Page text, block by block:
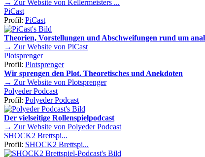
→ Zur Website von Kellermeisters ...
PiCast
Profil: PiCast
Theorien, Vorstellungen und Abschweifungen rund um
→ Zur Website von PiCast
Plotsprenger
Profil: Plotsprenger
Wir sprengen den Plot. Theoretisches und Anekdoten
→ Zur Website von Plotsprenger
Polyeder Podcast
Profil: Polyeder Podcast
Der vielseitige Rollenspielpodcast
→ Zur Website von Polyeder Podcast
SHOCK2 Brettspi...
Profil: SHOCK2 Brettspi...